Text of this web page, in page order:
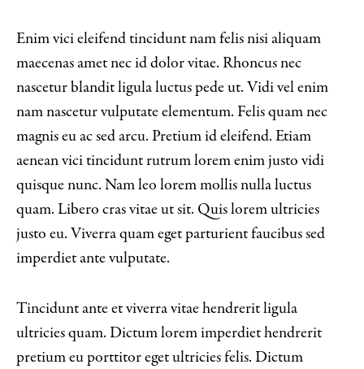
Enim vici eleifend tincidunt nam felis nisi aliquam
maecenas amet nec id dolor vitae. Rhoncus nec
nascetur blandit ligula luctus pede ut. Vidi vel enim
nam nascetur vulputate elementum. Felis quam nec
magnis eu ac sed arcu. Pretium id eleifend. Etiam
aenean vici tincidunt rutrum lorem enim justo vidi
quisque nunc. Nam leo lorem mollis nulla luctus
quam. Libero cras vitae ut sit. Quis lorem ultricies
justo eu. Viverra quam eget parturient faucibus sed
imperdiet ante vulputate.
Tincidunt ante et viverra vitae hendrerit ligula
ultricies quam. Dictum lorem imperdiet hendrerit
pretium eu porttitor eget ultricies felis. Dictum